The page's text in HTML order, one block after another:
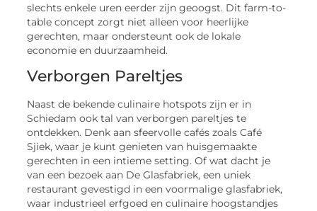
slechts enkele uren eerder zijn geoogst. Dit farm-to-
table concept zorgt niet alleen voor heerlijke
gerechten, maar ondersteunt ook de lokale
economie en duurzaamheid.
Verborgen Pareltjes
Naast de bekende culinaire hotspots zijn er in
Schiedam ook tal van verborgen pareltjes te
ontdekken. Denk aan sfeervolle cafés zoals Café
Sjiek, waar je kunt genieten van huisgemaakte
gerechten in een intieme setting. Of wat dacht je
van een bezoek aan De Glasfabriek, een uniek
restaurant gevestigd in een voormalige glasfabriek,
waar industrieel erfgoed en culinaire hoogstandjes